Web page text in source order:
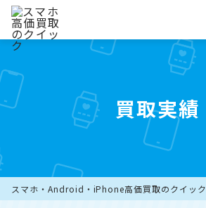
買取実績
スマホ・Android・iPhone高価買取のクイック